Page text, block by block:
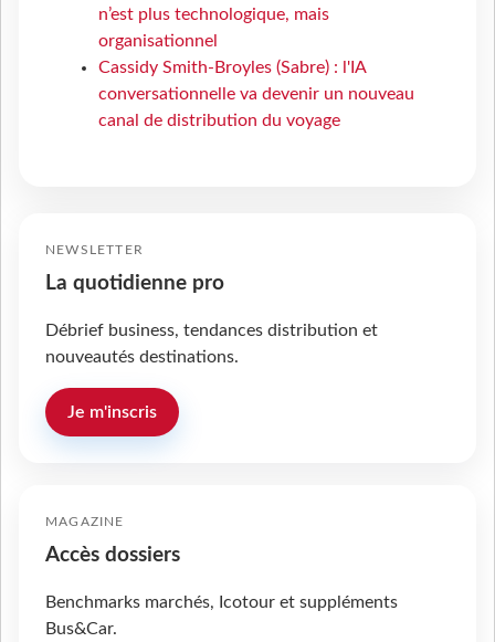
n’est plus technologique, mais
organisationnel
Cassidy Smith-Broyles (Sabre) : l'IA
conversationnelle va devenir un nouveau
canal de distribution du voyage
NEWSLETTER
La quotidienne pro
Débrief business, tendances distribution et
nouveautés destinations.
Je m'inscris
MAGAZINE
Accès dossiers
Benchmarks marchés, Icotour et suppléments
Bus&Car.